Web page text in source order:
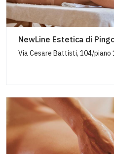
NewLine Estetica di
Via Cesare Battisti, 104/piano